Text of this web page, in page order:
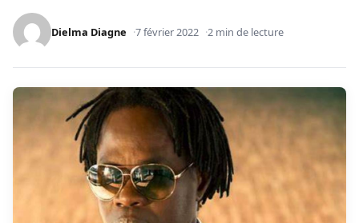
Dielma Diagne 7 février 2022 2 min de lecture